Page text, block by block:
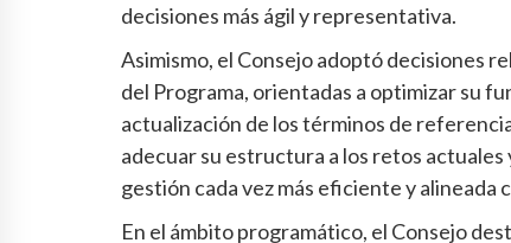
decisiones más ágil y representativa.
Asimismo, el Consejo adoptó decisiones
del Programa, orientadas a optimizar su
actualización de los términos de
adecuar su estructura a los retos
gestión cada vez más eficiente y alineada
En el ámbito programático, el Consejo